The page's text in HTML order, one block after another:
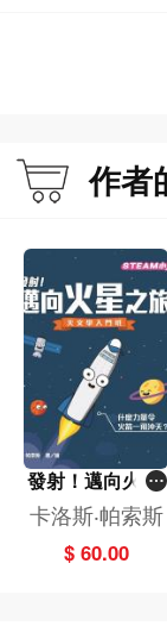
解DNA，遺傳基因，染
《大發現！探索微小
戲，了解物質構造的秘密
閱讀這本書，你可以認
子、光的折射等。
《運行吧！智能機械
小小的工程師天娜收到
天娜怎樣令它醒覺過來
工智能的原理吧！
閱讀這本書，你可以認
別、演算法、人工神經
作者
發射！邁向火星
之旅-天文學入門
班[STEAM 小天
才]
卡洛斯‧帕索斯
$ 60.00